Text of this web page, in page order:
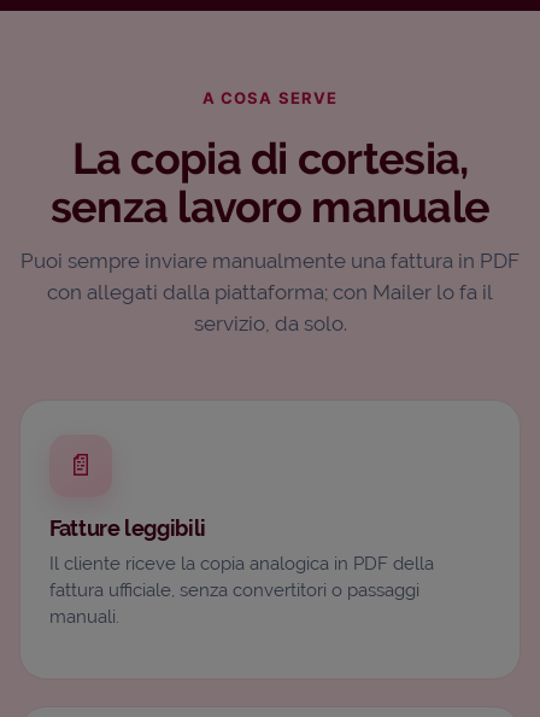
A COSA SERVE
La copia di cortesia,
senza lavoro manuale
Puoi sempre inviare manualmente una fattura in PDF
con allegati dalla piattaforma; con Mailer lo fa il
servizio, da solo.
📄
Fatture leggibili
Il cliente riceve la copia analogica in PDF della
fattura ufficiale, senza convertitori o passaggi
manuali.